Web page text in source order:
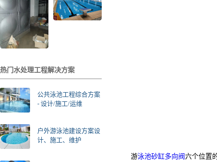
热门水处理工程解决方案
公共泳池工程综合方案
- 设计/施工/运维
户外游泳池建设方案设
计、施工、维护
游泳池砂缸多向阀六个位置